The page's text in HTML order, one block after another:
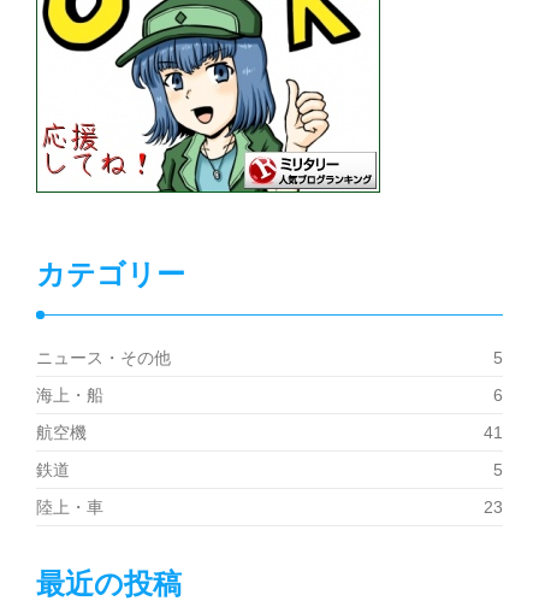
カテゴリー
ニュース・その他
5
海上・船
6
航空機
41
鉄道
5
陸上・車
23
最近の投稿